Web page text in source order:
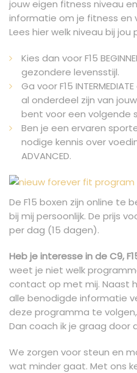
jouw eigen fitness niveau
informatie om je fitness en
Lees hier welk niveau bij jou
Kies dan voor F15
gezondere levensstijl.
Ga voor F15
al onderdeel zijn van
bent voor een volgende
Ben je een ervaren
nodige kennis over
ADVANCED.
De F15 boxen zijn online te
bij mij persoonlijk. De prijs
per dag (15 dagen).
Heb je interesse in de C9,
weet je niet welk
contact op met mij. Naast
alle benodigde informatie
deze programma te
Dan coach ik je graag door
We zorgen voor steun en
wat minder gaat. Met ons